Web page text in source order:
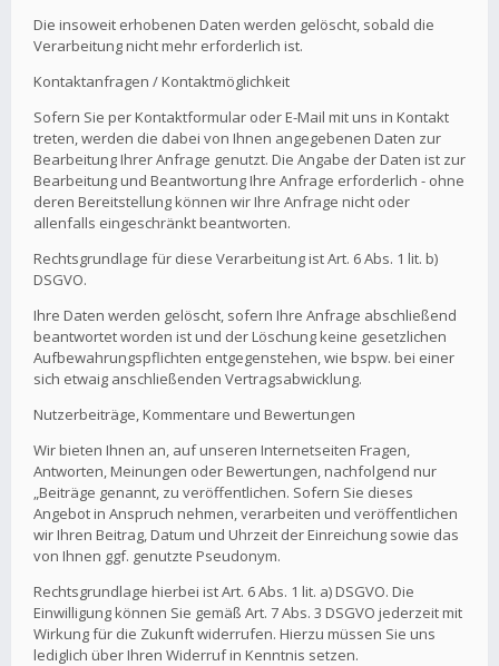
Die insoweit erhobenen Daten werden gelöscht, sobald die
Verarbeitung nicht mehr erforderlich ist.
Kontaktanfragen / Kontaktmöglichkeit
Sofern Sie per Kontaktformular oder E-Mail mit uns in Kontakt
treten, werden die dabei von Ihnen angegebenen Daten zur
Bearbeitung Ihrer Anfrage genutzt. Die Angabe der Daten ist zur
Bearbeitung und Beantwortung Ihre Anfrage erforderlich - ohne
deren Bereitstellung können wir Ihre Anfrage nicht oder
allenfalls eingeschränkt beantworten.
Rechtsgrundlage für diese Verarbeitung ist Art. 6 Abs. 1 lit. b)
DSGVO.
Ihre Daten werden gelöscht, sofern Ihre Anfrage abschließend
beantwortet worden ist und der Löschung keine gesetzlichen
Aufbewahrungspflichten entgegenstehen, wie bspw. bei einer
sich etwaig anschließenden Vertragsabwicklung.
Nutzerbeiträge, Kommentare und Bewertungen
Wir bieten Ihnen an, auf unseren Internetseiten Fragen,
Antworten, Meinungen oder Bewertungen, nachfolgend nur
„Beiträge genannt, zu veröffentlichen. Sofern Sie dieses
Angebot in Anspruch nehmen, verarbeiten und veröffentlichen
wir Ihren Beitrag, Datum und Uhrzeit der Einreichung sowie das
von Ihnen ggf. genutzte Pseudonym.
Rechtsgrundlage hierbei ist Art. 6 Abs. 1 lit. a) DSGVO. Die
Einwilligung können Sie gemäß Art. 7 Abs. 3 DSGVO jederzeit mit
Wirkung für die Zukunft widerrufen. Hierzu müssen Sie uns
lediglich über Ihren Widerruf in Kenntnis setzen.